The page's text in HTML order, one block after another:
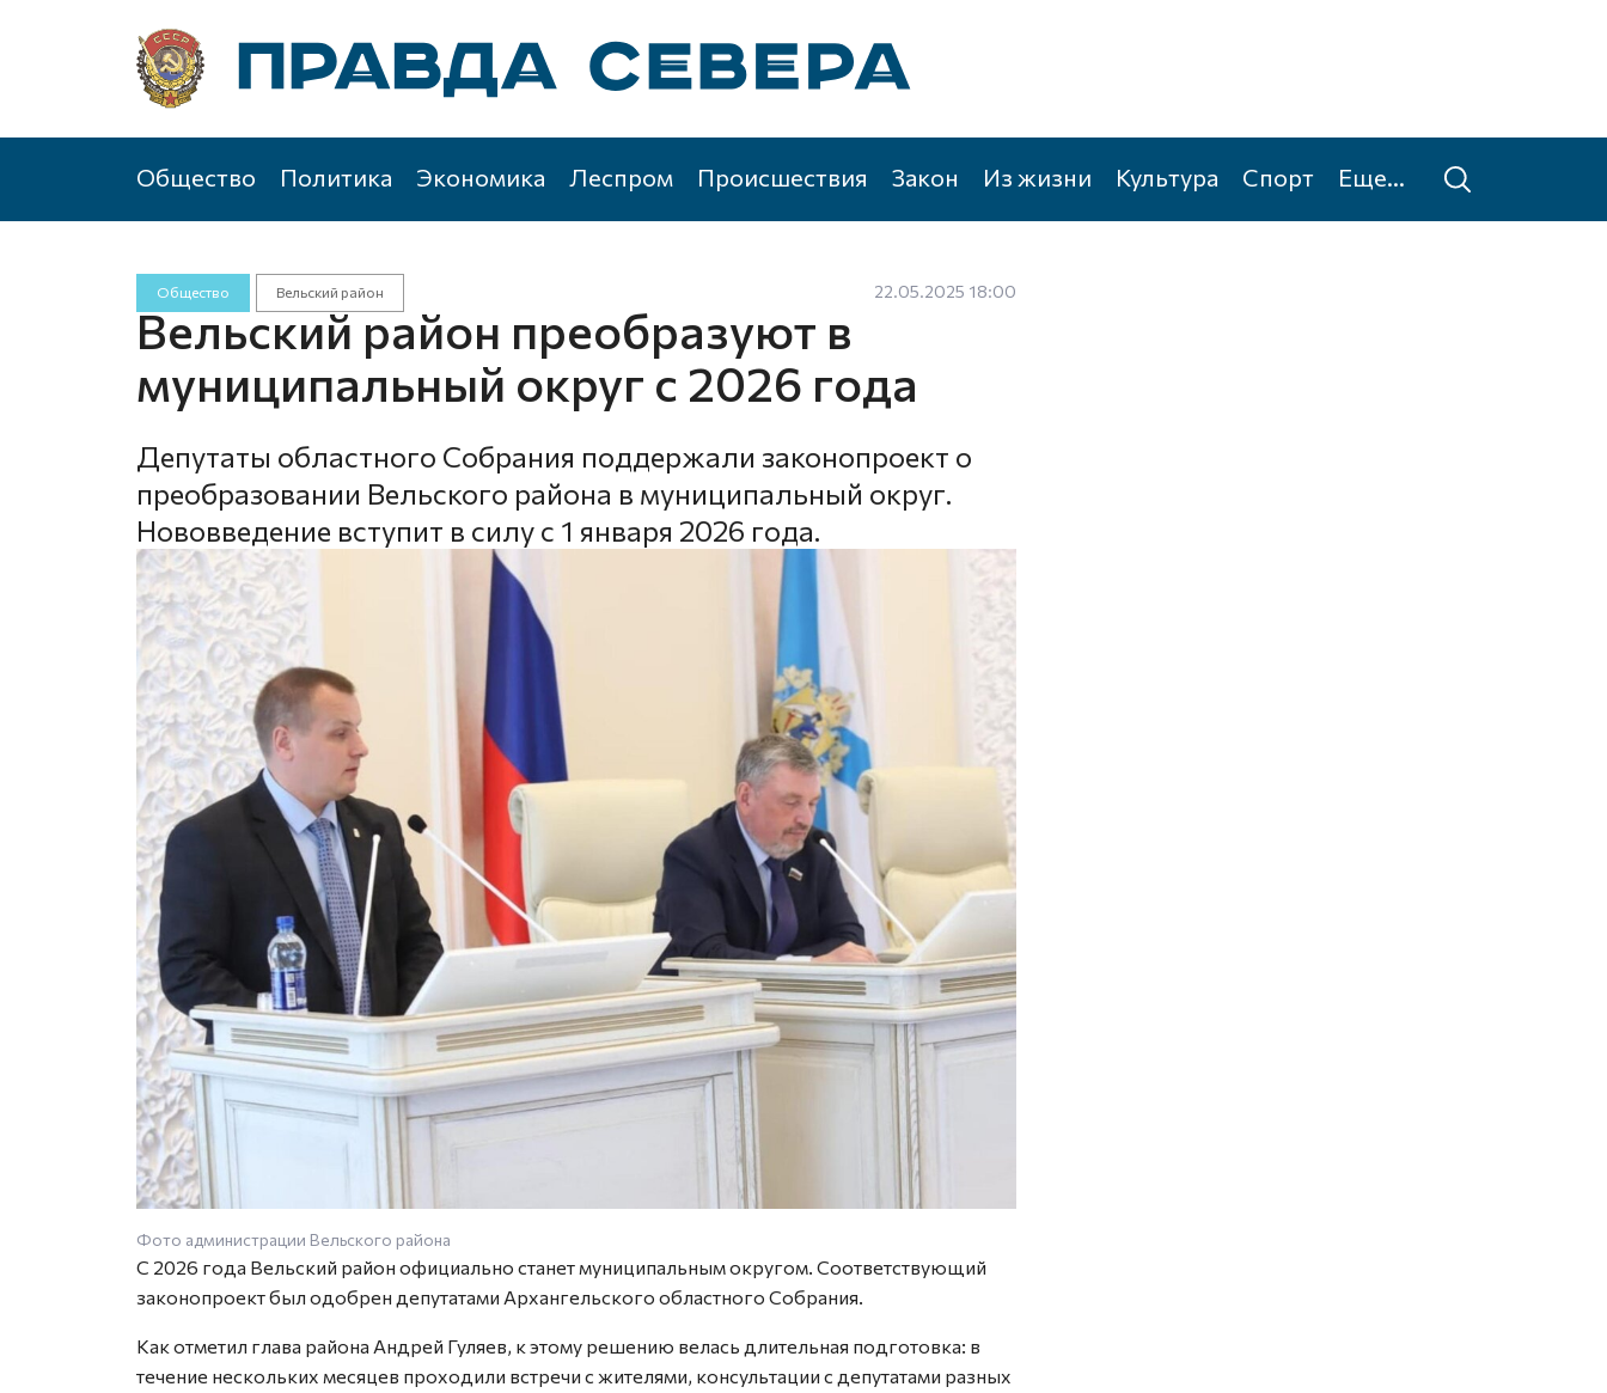
Общество Политика Экономика Леспром Происшествия Закон Из жизни Культура Спорт Еще...
Общество Вельский район 22.05.2025 18:00
Вельский район преобразуют в
муниципальный округ с 2026 года
Депутаты областного Собрания поддержали законопроект о
преобразовании Вельского района в муниципальный округ.
Нововведение вступит в силу с 1 января 2026 года.
Фото администрации Вельского района
С 2026 года Вельский район официально станет муниципальным округом. Соответствующий
законопроект был одобрен депутатами Архангельского областного Собрания.
Как отметил глава района Андрей Гуляев, к этому решению велась длительная подготовка: в
течение нескольких месяцев проходили встречи с жителями, консультации с депутатами разных